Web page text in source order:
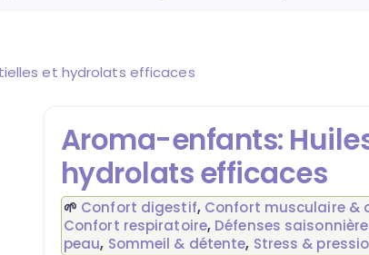
et hydrolats efficaces
Aroma-enfants:
hydrolats efficaces
🌱 Confort digestif, Confort musculaire &
Confort respiratoire, Défenses
peau, Sommeil & détente, Stress &